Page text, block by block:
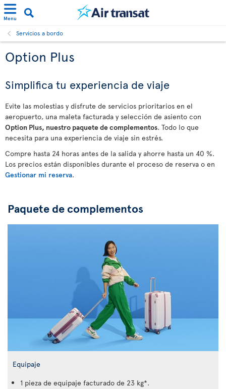
Menu
Servicios a bordo
Option Plus
Simplifica tu experiencia de viaje
Evite las molestias y disfrute de servicios prioritarios en el
aeropuerto, una maleta facturada y selección de asiento con
Option Plus, nuestro paquete de complementos. Todo lo que
necesita para una experiencia de viaje sin estrés.
Compre hasta 24 horas antes de la salida y ahorre hasta un 40 %.
Los precios están disponibles durante el proceso de reserva o en
Gestionar mi reserva.
Paquete de complementos
Equipaje
1 pieza de equipaje facturado de 23 kg*.